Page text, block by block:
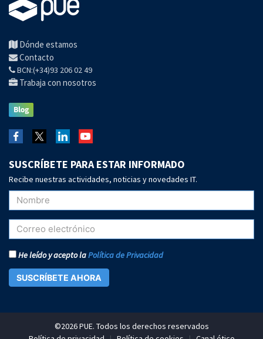
Dónde estamos
Contacto
BCN:(+34)93 206 02 49
Trabaja con nosotros
SUSCRÍBETE PARA ESTAR INFORMADO
Recibe nuestras actividades, noticias y novedades IT.
He leído y acepto laPolítica de Privacidad
SUSCRÍBETE AHORA
©2026 PUE. Todos los derechos reservados